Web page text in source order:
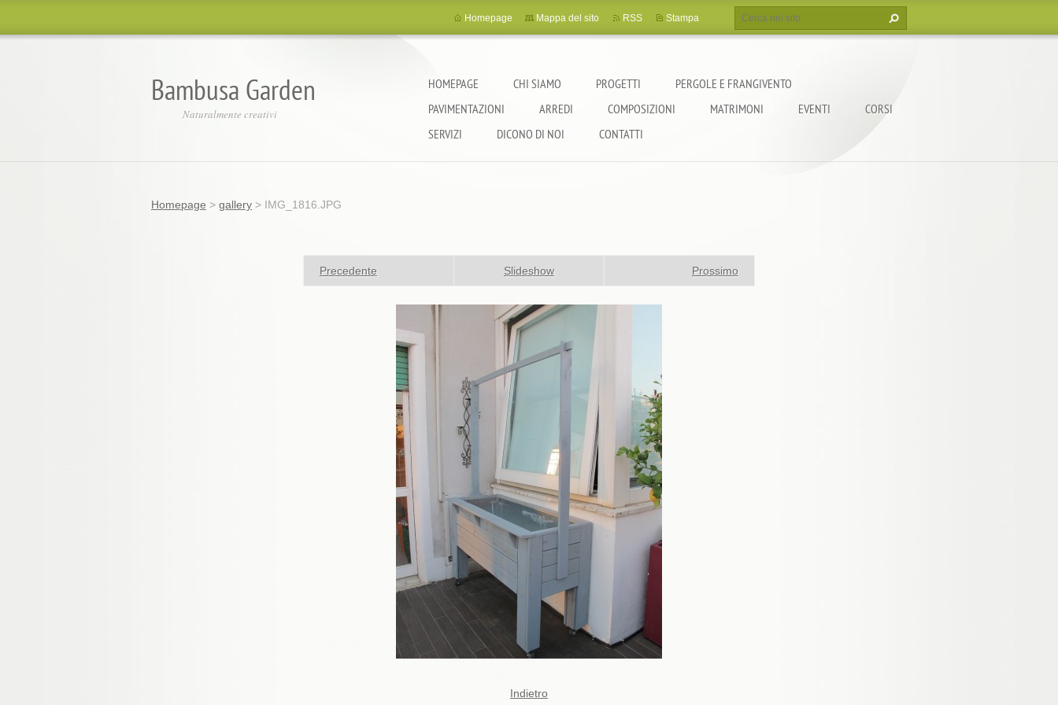
Bambusa Garden
Naturalmente creativi
HOMEPAGE CHI SIAMO PROGETTI
PERGOLE E FRANGIVENTO
PAVIMENTAZIONI
ARREDI COMPOSIZIONI MATRIMONI EVENTI
CORSI
SERVIZI
DICONO DI NOI CONTATTI
Homepage Mappa del sito RSS Stampa
Homepage > gallery > IMG_1816.JPG
Precedente Slideshow Prossimo
Indietro